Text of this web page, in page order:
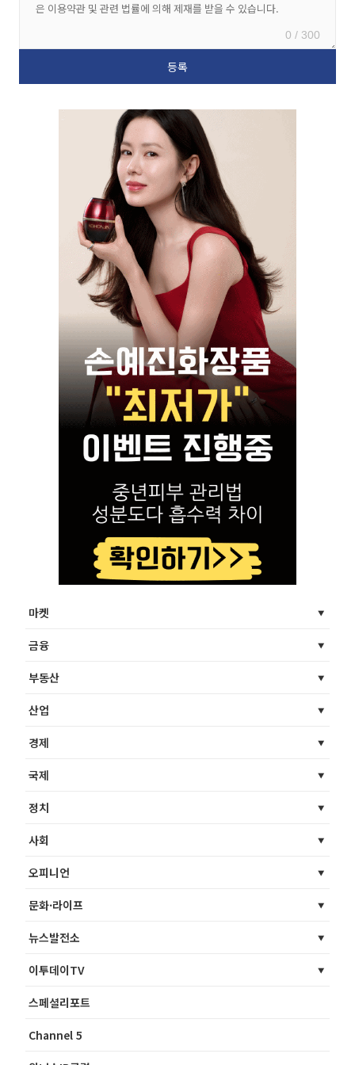
0 / 300
마켓
금융
부동산
산업
경제
국제
정치
사회
오피니언
문화·라이프
뉴스발전소
이투데이TV
스페셜리포트
Channel 5